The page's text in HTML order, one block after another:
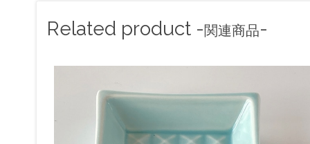
Related product -関連商品-